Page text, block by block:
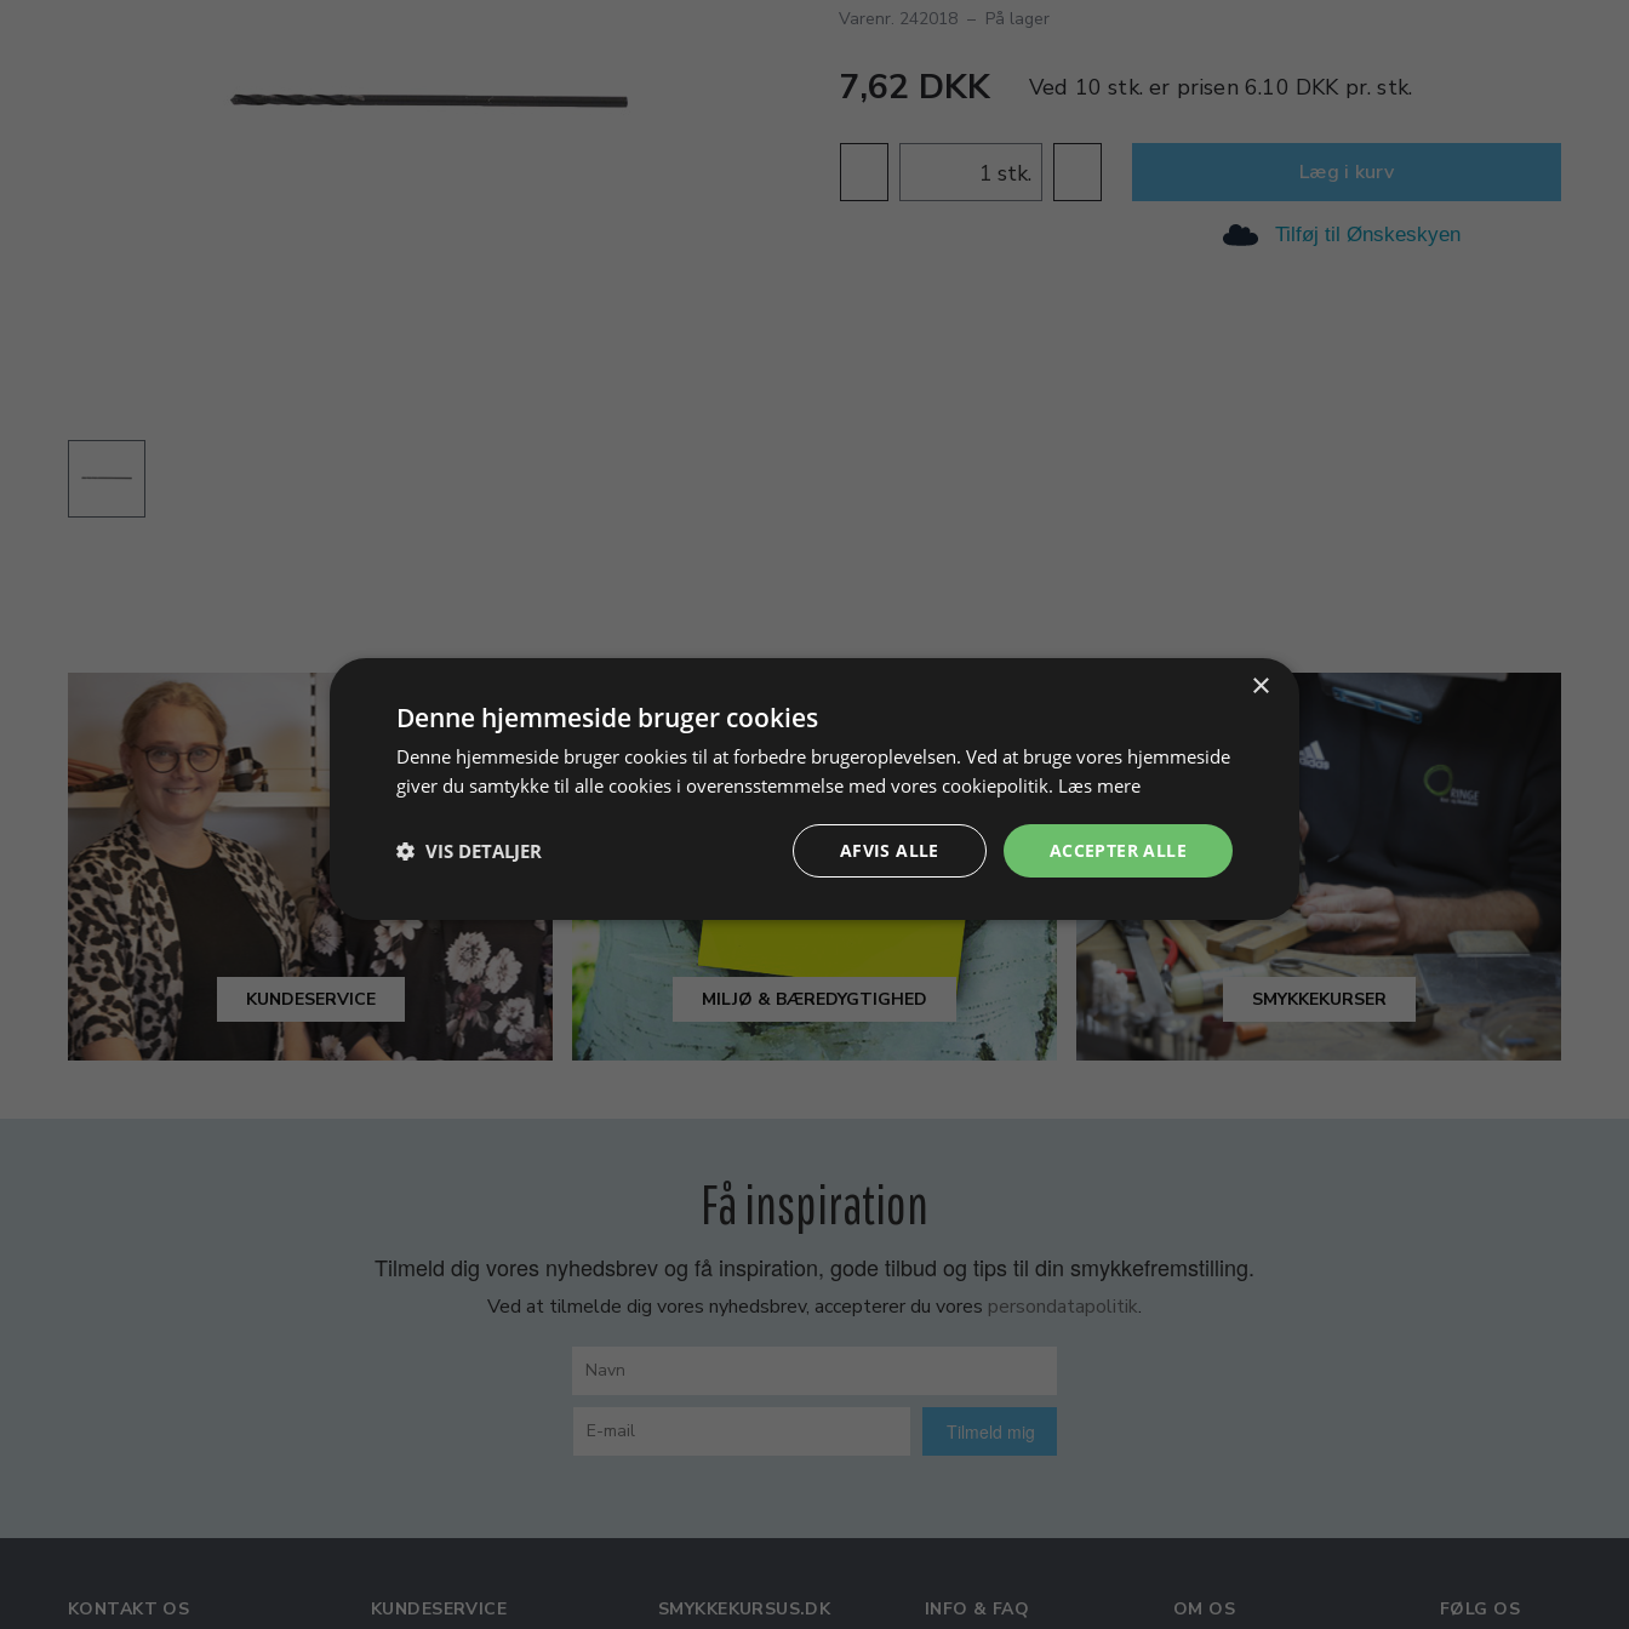
Varenr. 242018 – På lager
7,62 DKK Ved 10 stk. er prisen 6.10 DKK pr.stk.
stk. Læg i kurv
Tilføj til Ønskeskyen
KUNDESERVICE MILJØ & BÆREDYGTIGHED SMYKKEKURSER
Få inspiration
Tilmeld dig vores nyhedsbrev og få inspiration, gode tilbud og tips til din smykkefremstilling.
Ved at tilmelde dig vores nyhedsbrev, accepterer du vores persondatapolitik.
Tilmeld mig
KONTAKT OS KUNDESERVICE SMYKKEKURSUS.DK INFO & FAQ OM OS FØLG OS
×
Denne hjemmeside bruger cookies
Denne hjemmeside bruger cookies til at forbedre brugeroplevelsen. Ved at bruge vores hjemmeside
giver du samtykke til alle cookies i overensstemmelse med vores cookiepolitik. Læs mere
ACCEPTER ALLE
AFVIS ALLE
VIS DETALJER